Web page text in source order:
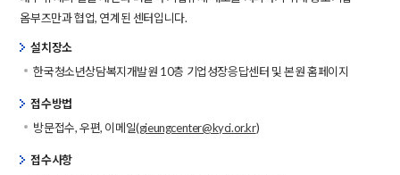
옴부즈만과 협업, 연계된 센터입니다.
설치장소
한국청소년상담복지개발원 10층 기업성장응답센터 및 본원 홈페이지
접수방법
방문접수, 우편, 이메일(gieungcenter@kyci.or.kr)
접수사항